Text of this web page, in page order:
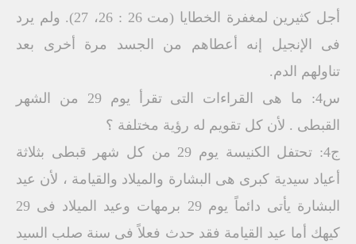
أجل كثيرين لمغفرة الخطايا (مت 26 : 26، 27). ولم يرد
فى الإنجيل إنه أعطاهم من الجسد مرة أخرى بعد
تناولهم الدم.
س4: ما هى القراءات التى تقرأ يوم 29 من الشهر
القبطى . لأن كل تقويم له رؤية مختلفة ؟
ج4: تحتفل الكنيسة يوم 29 من كل شهر قبطى بثلاثة
أعياد سيدية كبرى هى البشارة والميلاد والقيامة ، لأن عيد
البشارة يأتى دائماً يوم 29 برمهات وعيد الميلاد فى 29
كيهك أما عيد القيامة فقد حدث فعلاً فى سنة صلب السيد